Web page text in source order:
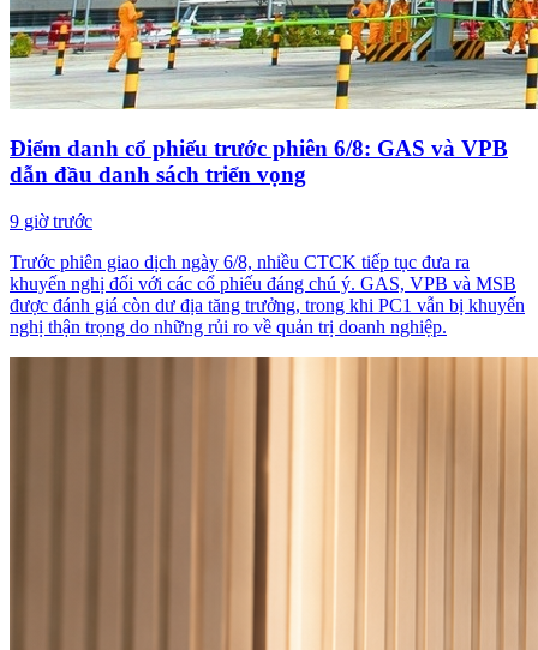
Điểm danh cổ phiếu trước phiên 6/8: GAS và VPB
dẫn đầu danh sách triển vọng
9 giờ trước
Trước phiên giao dịch ngày 6/8, nhiều CTCK tiếp tục đưa ra
khuyến nghị đối với các cổ phiếu đáng chú ý. GAS, VPB và MSB
được đánh giá còn dư địa tăng trưởng, trong khi PC1 vẫn bị khuyến
nghị thận trọng do những rủi ro về quản trị doanh nghiệp.